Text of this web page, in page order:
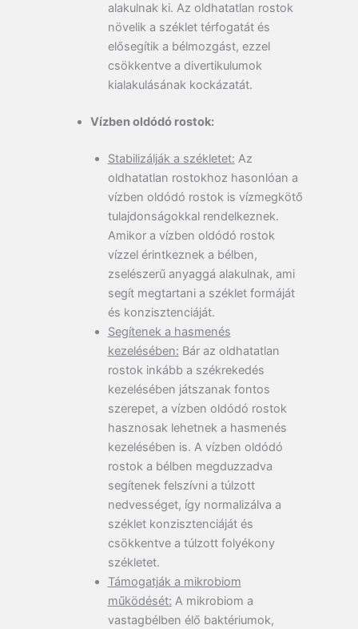
alakulnak ki. Az oldhatatlan rostok
növelik a széklet térfogatát és
elősegítik a bélmozgást, ezzel
csökkentve a divertikulumok
kialakulásának kockázatát.
Vízben oldódó rostok:
Stabilizálják a székletet: Az
oldhatatlan rostokhoz hasonlóan a
vízben oldódó rostok is vízmegkötő
tulajdonságokkal rendelkeznek.
Amikor a vízben oldódó rostok
vízzel érintkeznek a bélben,
zselészerű anyaggá alakulnak, ami
segít megtartani a széklet formáját
és konzisztenciáját.
Segítenek a hasmenés
kezelésében: Bár az oldhatatlan
rostok inkább a székrekedés
kezelésében játszanak fontos
szerepet, a vízben oldódó rostok
hasznosak lehetnek a hasmenés
kezelésében is. A vízben oldódó
rostok a bélben megduzzadva
segítenek felszívni a túlzott
nedvességet, így normalizálva a
széklet konzisztenciáját és
csökkentve a túlzott folyékony
székletet.
Támogatják a mikrobiom
működését: A mikrobiom a
vastagbélben élő baktériumok,